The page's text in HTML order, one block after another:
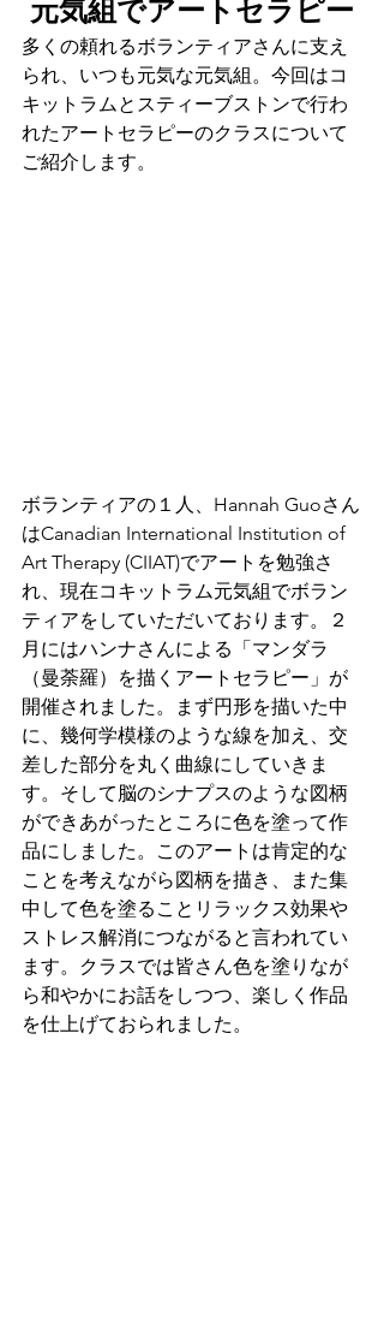
元気組でアートセラピー
多くの頼れるボランティアさんに支え
られ、いつも元気な元気組。今回はコ
キットラムとスティーブストンで行わ
れたアートセラピーのクラスについて
ご紹介します。
ボランティアの１人、Hannah Guoさん
はCanadian International Institution of
Art Therapy (CIIAT)でアートを勉強さ
れ、現在コキットラム元気組でボラン
ティアをしていただいております。２
月にはハンナさんによる「マンダラ
（曼荼羅）を描くアートセラピー」が
開催されました。まず円形を描いた中
に、幾何学模様のような線を加え、交
差した部分を丸く曲線にしていきま
す。そして脳のシナプスのような図柄
ができあがったところに色を塗って作
品にしました。このアートは肯定的な
ことを考えながら図柄を描き、また集
中して色を塗ることリラックス効果や
ストレス解消につながると言われてい
ます。クラスでは皆さん色を塗りなが
ら和やかにお話をしつつ、楽しく作品
を仕上げておられました。